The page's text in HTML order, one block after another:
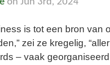
is tot een bron van
zei ze kregelig,
– vaak